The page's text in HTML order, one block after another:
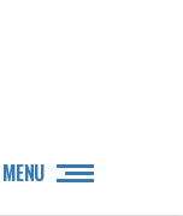
MENU